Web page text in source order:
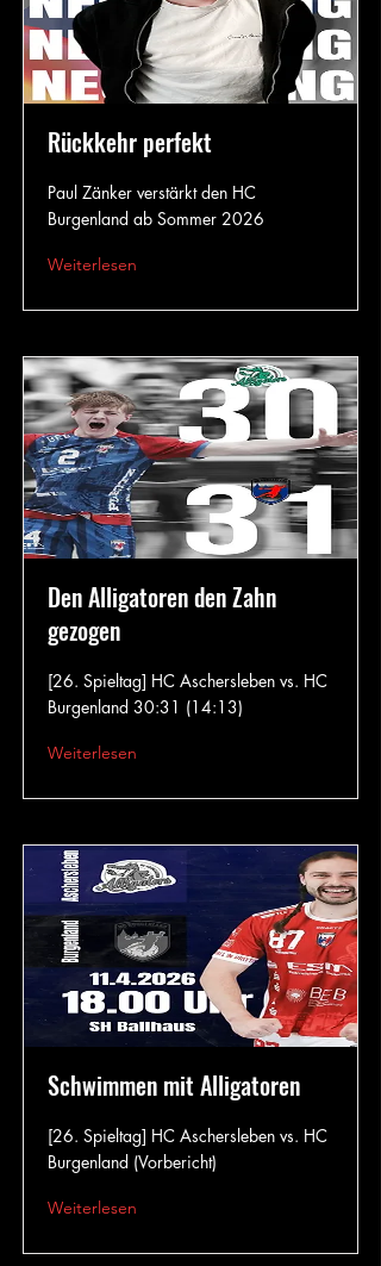
Rückkehr perfekt
Paul Zänker verstärkt den HC
Burgenland ab Sommer 2026
Weiterlesen
Den Alligatoren den Zahn
gezogen
[26. Spieltag] HC Aschersleben vs. HC
Burgenland 30:31 (14:13)
Weiterlesen
Schwimmen mit Alligatoren
[26. Spieltag] HC Aschersleben vs. HC
Burgenland (Vorbericht)
Weiterlesen